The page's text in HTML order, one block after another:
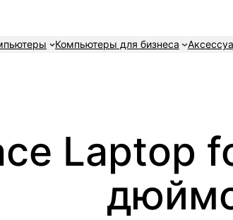
Компьютеры для бизнеса
Laptop